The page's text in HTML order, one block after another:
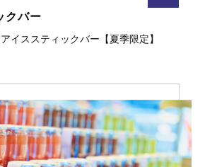
クバー
イススティックバー【夏季限定】